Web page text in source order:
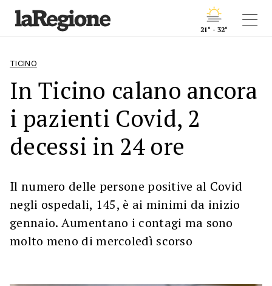
21° - 32°
TICINO
In Ticino calano ancora
i pazienti Covid, 2
decessi in 24 ore
Il numero delle persone positive al Covid
negli ospedali, 145, è ai minimi da inizio
gennaio. Aumentano i contagi ma sono
molto meno di mercoledì scorso